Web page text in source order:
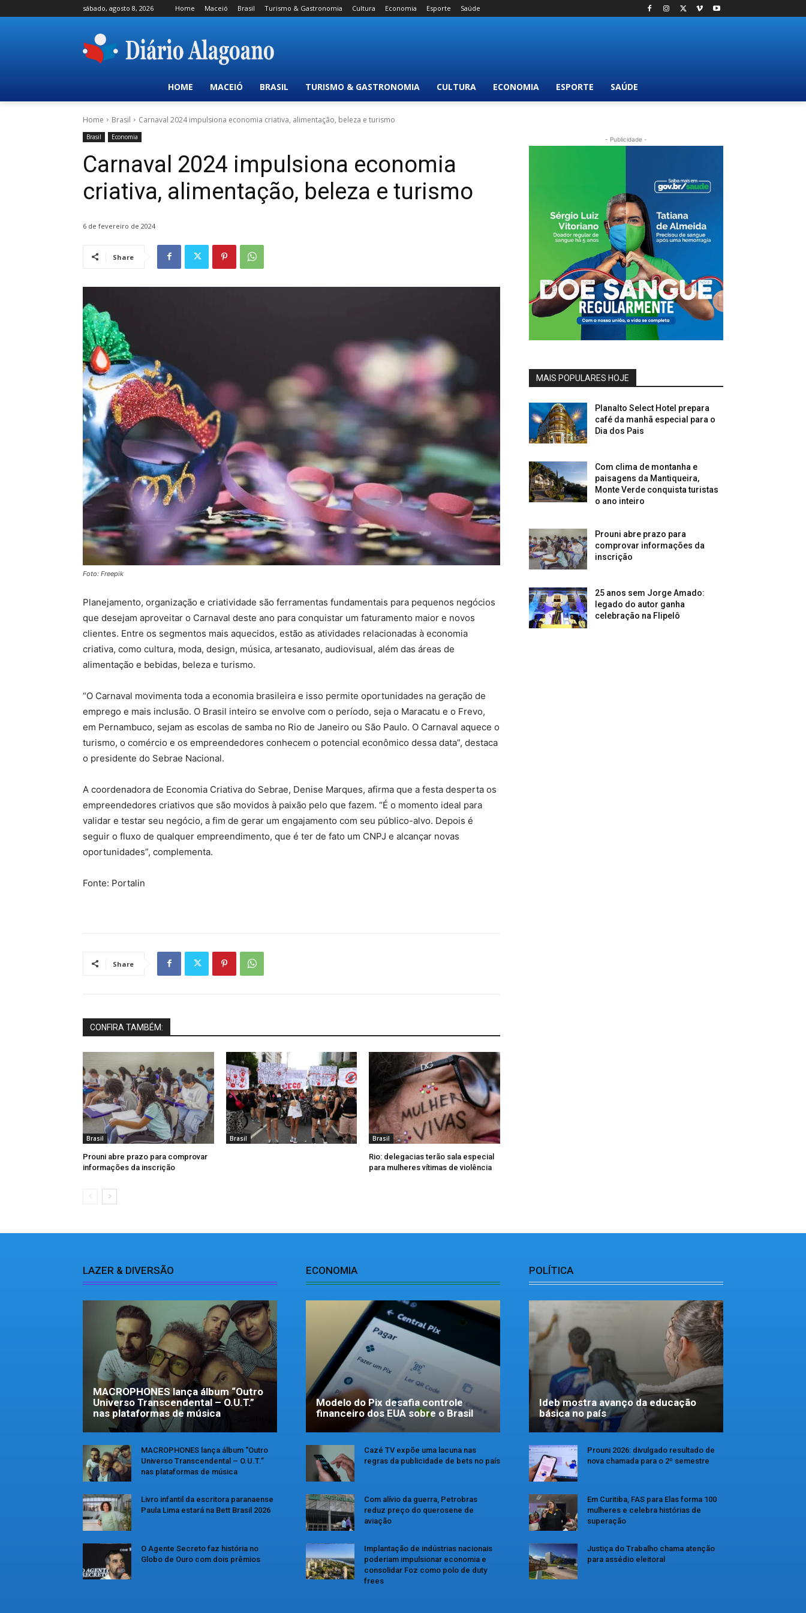
sábado, agosto 8, 2026 Home Maceió Brasil Turismo & Gastronomia Cultura Economia Esporte Saúde
HOME MACEIÓ BRASIL TURISMO & GASTRONOMIA CULTURA ECONOMIA ESPORTE SAÚDE
Home Brasil Carnaval 2024 impulsiona economia criativa, alimentação, beleza e turismo
Brasil Economia
Carnaval 2024 impulsiona economia
criativa, alimentação, beleza e turismo
6 de fevereiro de 2024
Share
Foto: Freepik
Planejamento, organização e criatividade são ferramentas fundamentais para pequenos negócios
que desejam aproveitar o Carnaval deste ano para conquistar um faturamento maior e novos
clientes. Entre os segmentos mais aquecidos, estão as atividades relacionadas à economia
criativa, como cultura, moda, design, música, artesanato, audiovisual, além das áreas de
alimentação e bebidas, beleza e turismo.
“O Carnaval movimenta toda a economia brasileira e isso permite oportunidades na geração de
emprego e mais inclusão. O Brasil inteiro se envolve com o período, seja o Maracatu e o Frevo,
em Pernambuco, sejam as escolas de samba no Rio de Janeiro ou São Paulo. O Carnaval aquece o
turismo, o comércio e os empreendedores conhecem o potencial econômico dessa data”, destaca
o presidente do Sebrae Nacional.
A coordenadora de Economia Criativa do Sebrae, Denise Marques, afirma que a festa desperta os
empreendedores criativos que são movidos à paixão pelo que fazem. “É o momento ideal para
validar e testar seu negócio, a fim de gerar um engajamento com seu público-alvo. Depois é
seguir o fluxo de qualquer empreendimento, que é ter de fato um CNPJ e alcançar novas
oportunidades”, complementa.
Fonte: Portalin
Share
CONFIRA TAMBÉM:
Brasil
Prouni abre prazo para comprovar
informações da inscrição
Brasil Brasil
Rio: delegacias terão sala especial
para mulheres vítimas de violência
- Publicidade -
MAIS POPULARES HOJE
Planalto Select Hotel prepara
café da manhã especial para o
Dia dos Pais
Com clima de montanha e
paisagens da Mantiqueira,
Monte Verde conquista turistas
o ano inteiro
Prouni abre prazo para
comprovar informações da
inscrição
25 anos sem Jorge Amado:
legado do autor ganha
celebração na Flipelô
LAZER & DIVERSÃO
MACROPHONES lança álbum “Outro
Universo Transcendental – O.U.T.”
nas plataformas de música
MACROPHONES lança álbum “Outro
Universo Transcendental – O.U.T.”
nas plataformas de música
Livro infantil da escritora paranaense
Paula Lima estará na Bett Brasil 2026
O Agente Secreto faz história no
Globo de Ouro com dois prêmios
ECONOMIA
Modelo do Pix desafia controle
financeiro dos EUA sobre o Brasil
Cazé TV expõe uma lacuna nas
regras da publicidade de bets no país
Com alívio da guerra, Petrobras
reduz preço do querosene de
aviação
Implantação de indústrias nacionais
poderiam impulsionar economia e
consolidar Foz como polo de duty
frees
POLÍTICA
Ideb mostra avanço da educação
básica no país
Prouni 2026: divulgado resultado de
nova chamada para o 2º semestre
Em Curitiba, FAS para Elas forma 100
mulheres e celebra histórias de
superação
Justiça do Trabalho chama atenção
para assédio eleitoral